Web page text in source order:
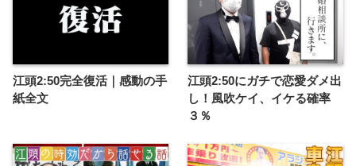
江頭2:50完全復活｜感動の手
紙全文
江頭2:50にガチで恋愛ダメ出
し！風吹ケイ、イケる確率
３％